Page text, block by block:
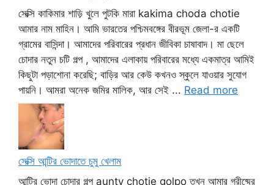
সেক্সি কাকিমার শাড়ি খুলে পুটকি মারা kakima choda chotie
আমার নাম মাহিন। আমি ভারতের পশ্চিমবঙ্গের বীরভূম জেলা-র একটি
গ্রামের বাসিন্দা। আমাদের পরিবারের প্রধান জীবিকা চাষাবাদ। মা ছেলে
চোদার নতুন চটি গল্প , আমাদের এলাকায় পরিবারের মধ্যে একমাত্র আমিই
কিছুটা পড়াশোনা করেছি; বাড়ির আর কেউ কখনও স্কুলে যাওয়ার সুযোগ
পায়নি। আমরা অনেক জমির মালিক, আর সেই ... Read more
সেক্সি আন্টির ভোদাতে চুমু খেলাম
আন্টির ভোদা চোদার গল্প aunty chotie golpo তখন আমার গ্রীষ্মের